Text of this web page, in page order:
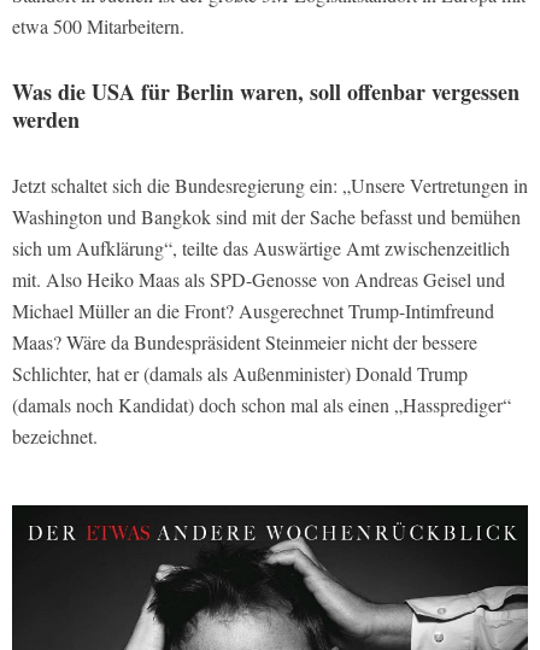
etwa 500 Mitarbeitern.
Was die USA für Berlin waren, soll offenbar vergessen
werden
Jetzt schaltet sich die Bundesregierung ein: „Unsere Vertretungen in
Washington und Bangkok sind mit der Sache befasst und bemühen
sich um Aufklärung“, teilte das Auswärtige Amt zwischenzeitlich
mit. Also Heiko Maas als SPD-Genosse von Andreas Geisel und
Michael Müller an die Front? Ausgerechnet Trump-Intimfreund
Maas? Wäre da Bundespräsident Steinmeier nicht der bessere
Schlichter, hat er (damals als Außenminister) Donald Trump
(damals noch Kandidat) doch schon mal als einen „Hassprediger“
bezeichnet.